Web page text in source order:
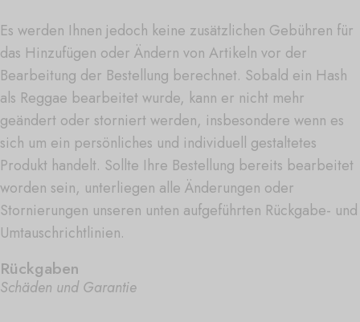
Es werden Ihnen jedoch keine zusätzlichen Gebühren für
das Hinzufügen oder Ändern von Artikeln vor der
Bearbeitung der Bestellung berechnet. Sobald ein Hash
als Reggae bearbeitet wurde, kann er nicht mehr
geändert oder storniert werden, insbesondere wenn es
sich um ein persönliches und individuell gestaltetes
Produkt handelt. Sollte Ihre Bestellung bereits bearbeitet
worden sein, unterliegen alle Änderungen oder
Stornierungen unseren unten aufgeführten Rückgabe- und
Umtauschrichtlinien.
Rückgaben
Schäden und Garantie